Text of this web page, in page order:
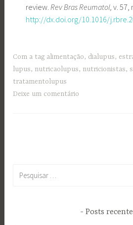
review. Rev Bras Reumatol, v. 57,
http://dx.doi.org/10.1016/
Com a tag alimentação, dialupus,
lupus, nutricaolupus, nutricionistas,
tratamentolupus
Deixe um comentário
Posts